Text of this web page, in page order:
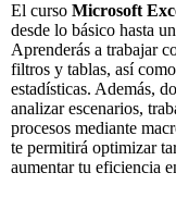
El curso Microsoft
desde lo básico hasta
Aprenderás a trabajar
filtros y tablas, así
estadísticas. Además,
analizar escenarios,
procesos mediante
te permitirá optimizar
aumentar tu eficiencia